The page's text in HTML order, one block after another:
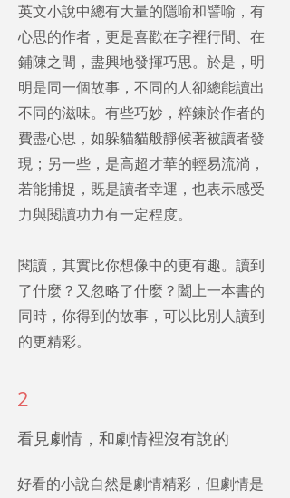
英文小說中總有大量的隱喻和譬喻，有
心思的作者，更是喜歡在字裡行間、在
鋪陳之間，盡興地發揮巧思。於是，明
明是同一個故事，不同的人卻總能讀出
不同的滋味。有些巧妙，粹鍊於作者的
費盡心思，如躲貓貓般靜候著被讀者發
現；另一些，是高超才華的輕易流淌，
若能捕捉，既是讀者幸運，也表示感受
力與閱讀功力有一定程度。
閱讀，其實比你想像中的更有趣。讀到
了什麼？又忽略了什麼？闔上一本書的
同時，你得到的故事，可以比別人讀到
的更精彩。
2
​看見劇情，和劇情裡沒有說的​
好看的小說自然是劇情精彩，但劇情是